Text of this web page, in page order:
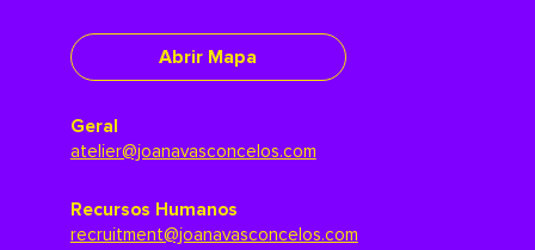
Abrir Mapa
Geral
atelier@joanavasconcelos.com
Recursos Humanos
recruitment@joanavasconcelos.com